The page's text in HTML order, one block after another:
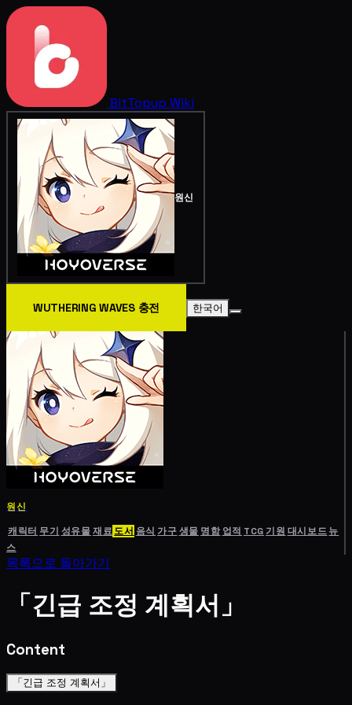
BitTopup Wiki
원신
WUTHERING WAVES 충전 한국어
원신
캐릭터 무기 성유물재료도서 음식 가구생물 명함 업적 TCG기원 대시보드뉴
스
목록으로 돌아가기
「긴급 조정 계획서」
Content
「긴급 조정 계획서」